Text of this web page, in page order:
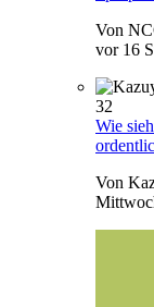
Von
vor 16
32
Wie
Von